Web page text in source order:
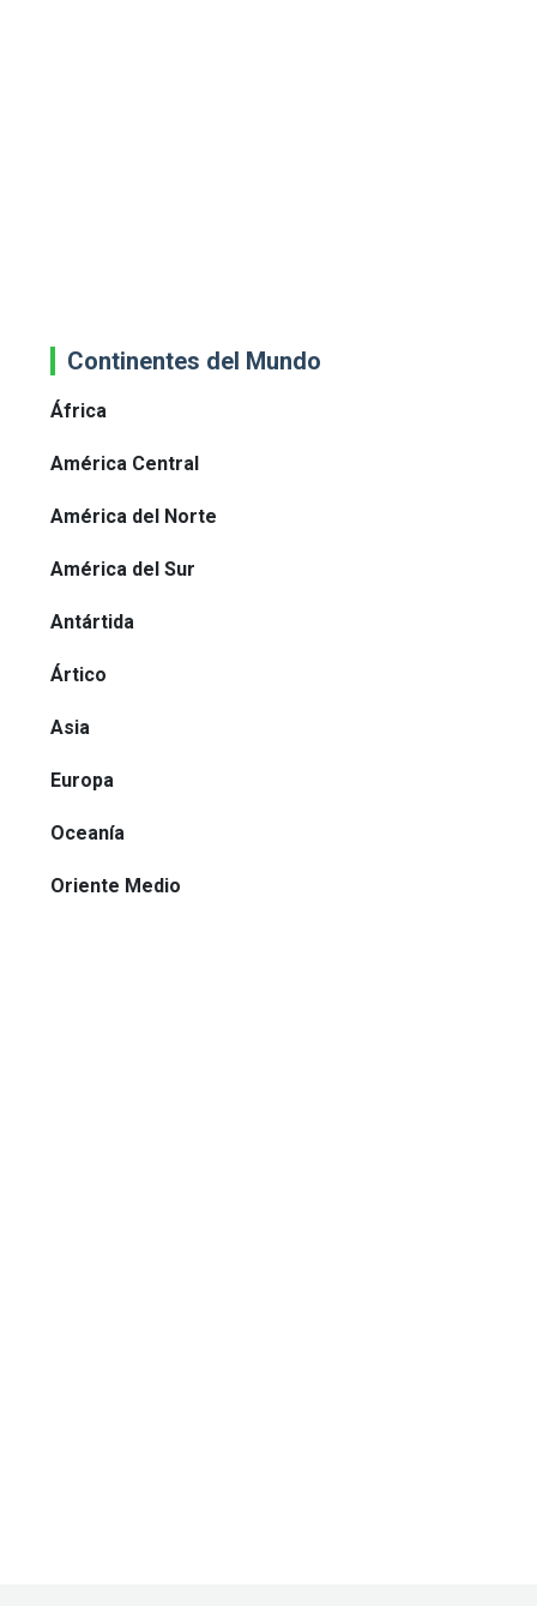
Continentes del Mundo
África
América Central
América del Norte
América del Sur
Antártida
Ártico
Asia
Europa
Oceanía
Oriente Medio